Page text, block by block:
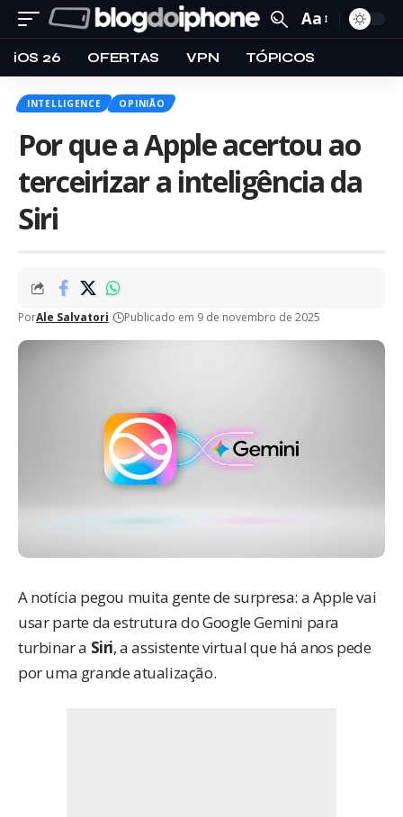
Aa
iOS 26 OFERTAS VPN TÓPICOS
INTELLIGENCE OPINIÃO
Por que a Apple acertou ao
terceirizar a inteligência da
Siri
PorAle Salvatori Publicado em 9 de novembro de 2025
A notícia pegou muita gente de surpresa: a Applevai
usar parte da estrutura do Google Gemini para
turbinar a Siri, a assistente virtual que há anos pede
por uma grande atualização.